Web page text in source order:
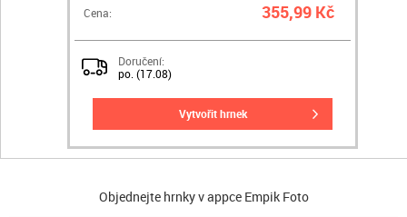
Cena: 355,99 Kč
Doručení:
po. (17.08)
vytvořit hrnek
Objednejte hrnky v appce Empik Foto